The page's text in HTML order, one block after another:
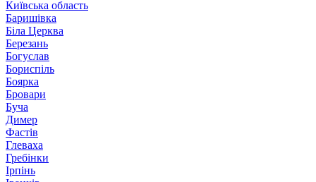
Київська область
Баришівка
Біла Церква
Березань
Богуслав
Бориспіль
Боярка
Бровари
Буча
Димер
Фастів
Глеваха
Гребінки
Ірпінь